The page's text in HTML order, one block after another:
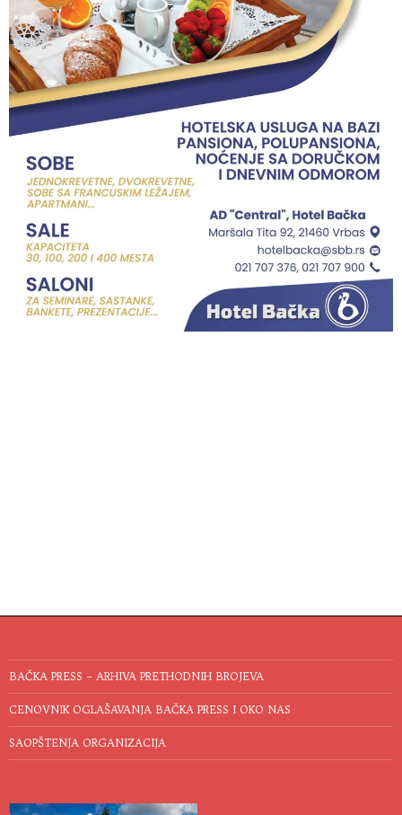
BAČKA PRESS – ARHIVA PRETHODNIH BROJEVA
CENOVNIK OGLAŠAVANJA BAČKA PRESS I OKO NAS
SAOPŠTENJA ORGANIZACIJA